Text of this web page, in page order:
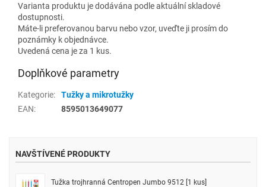
Varianta produktu je dodávána podle aktuální skladové
dostupnosti.
Máte-li preferovanou barvu nebo vzor, uveďte ji prosím do
poznámky k objednávce.
Uvedená cena je za 1 kus.
Doplňkové parametry
Kategorie:
Tužky a mikrotužky
EAN: 8595013649077
NAVŠTÍVENÉ PRODUKTY
Tužka trojhranná Centropen Jumbo 9512 [1 kus]